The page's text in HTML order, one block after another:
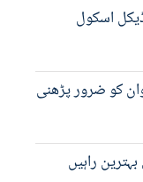
اسکول
کو ضرور پڑھنی
راہیں